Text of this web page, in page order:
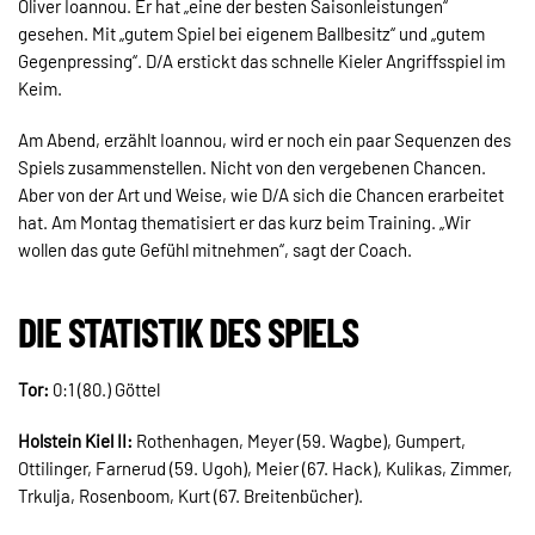
Oliver Ioannou. Er hat „eine der besten Saisonleistungen“
gesehen. Mit „gutem Spiel bei eigenem Ballbesitz“ und „gutem
Gegenpressing“. D/A erstickt das schnelle Kieler Angriffsspiel im
Keim.
Am Abend, erzählt Ioannou, wird er noch ein paar Sequenzen des
Spiels zusammenstellen. Nicht von den vergebenen Chancen.
Aber von der Art und Weise, wie D/A sich die Chancen erarbeitet
hat. Am Montag thematisiert er das kurz beim Training. „Wir
wollen das gute Gefühl mitnehmen“, sagt der Coach.
DIE STATISTIK DES SPIELS
Tor: 0:1 (80.) Göttel
Holstein Kiel II: Rothenhagen, Meyer (59. Wagbe), Gumpert,
Ottilinger, Farnerud (59. Ugoh), Meier (67. Hack), Kulikas, Zimmer,
Trkulja, Rosenboom, Kurt (67. Breitenbücher).